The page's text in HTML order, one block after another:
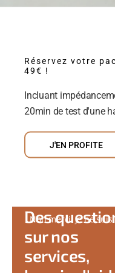
Des
sur nos
services,
Réservez votre
49€ !
Incluant
20min de test d'une
J'EN PROFITE
Non merci, je ne